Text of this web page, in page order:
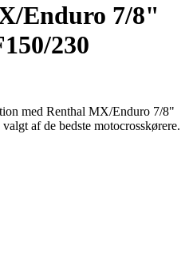
Enduro 7/8"
230
med Renthal MX/Enduro 7/8"
af de bedste motocrosskørere.